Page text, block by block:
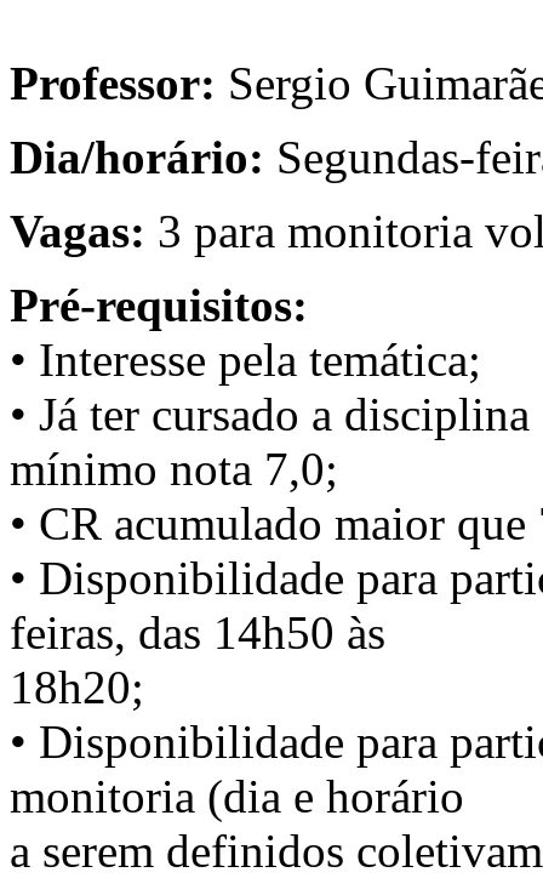
Professor: Sergio
Dia/horário: Segundas-
Vagas: 3 para monitoria
Pré-requisitos:
• Interesse pela temática;
• Já ter cursado a
mínimo nota 7,0;
• CR acumulado maior que
• Disponibilidade para
feiras, das 14h50 às
18h20;
• Disponibilidade para
monitoria (dia e horário
a serem definidos